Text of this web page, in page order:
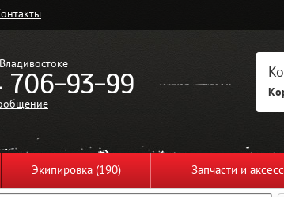
706-93-99
Экипировка (190) Запчасти и